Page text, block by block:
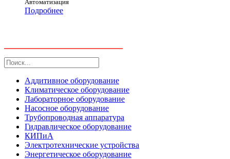
Автоматизация
Подробнее
Аддитивное оборудование
Климатическое оборудование
Лабораторное оборудование
Насосное оборудование
Трубопроводная аппаратура
Гидравлическое оборудование
КИПиА
Электротехнические устройства
Энергетическое оборудование